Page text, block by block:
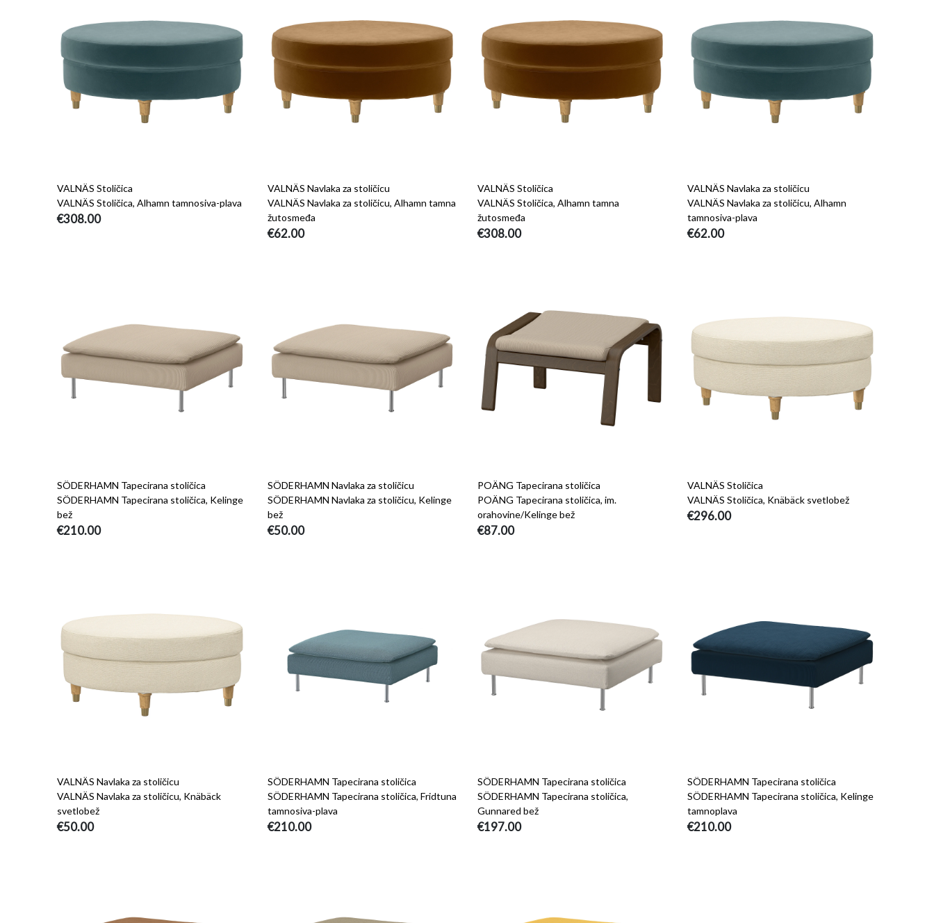
VALNÄS Stoličica
VALNÄS Stoličica, Alhamn tamnosiva-plava
€308.00
VALNÄS Navlaka za stoličicu
VALNÄS Navlaka za stoličicu, Alhamn tamna
žutosmeđa
€62.00
VALNÄS Stoličica
VALNÄS Stoličica, Alhamn tamna
žutosmeđa
€308.00
VALNÄS Navlaka za stoličicu
VALNÄS Navlaka za stoličicu, Alhamn
tamnosiva-plava
€62.00
SÖDERHAMN Tapecirana stoličica
SÖDERHAMN Tapecirana stoličica, Kelinge
bež
€210.00
SÖDERHAMN Navlaka za stoličicu
SÖDERHAMN Navlaka za stoličicu, Kelinge
bež
€50.00
POÄNG Tapecirana stoličica
POÄNG Tapecirana stoličica, im.
orahovine/Kelinge bež
€87.00
VALNÄS Stoličica
VALNÄS Stoličica, Knäbäck svetlobež
€296.00
VALNÄS Navlaka za stoličicu
VALNÄS Navlaka za stoličicu, Knäbäck
svetlobež
€50.00
SÖDERHAMN Tapecirana stoličica
SÖDERHAMN Tapecirana stoličica, Fridtuna
tamnosiva-plava
€210.00
SÖDERHAMN Tapecirana stoličica
SÖDERHAMN Tapecirana stoličica,
Gunnared bež
€197.00
SÖDERHAMN Tapecirana stoličica
SÖDERHAMN Tapecirana stoličica, Kelinge
tamnoplava
€210.00